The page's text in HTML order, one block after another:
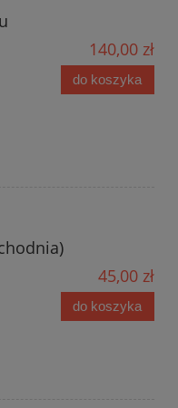
140,00 zł
do koszyka
45,00 zł
do koszyka